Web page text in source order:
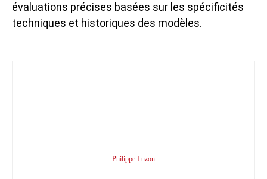
évaluations précises basées sur les spécificités
techniques et historiques des modèles.
Philippe Luzon